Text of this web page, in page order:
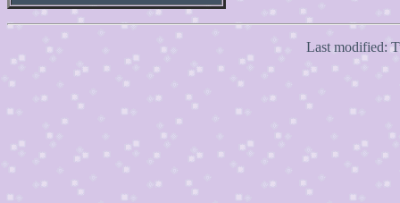
Last modified: